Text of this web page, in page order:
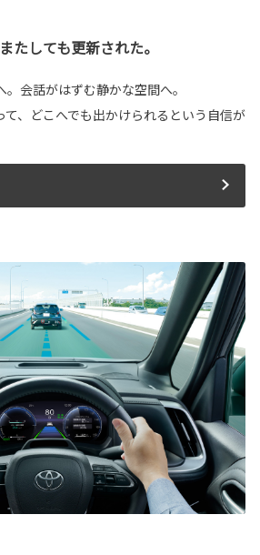
たしても更新された。
。会話がはずむ静かな空間へ。
、どこへでも出かけられるという自信が